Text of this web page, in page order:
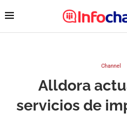
Channel
Alldora
servicios de